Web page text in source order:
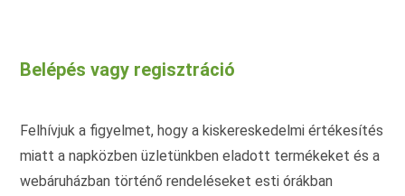
a
termékoldalon
Belépés vagy regisztráció
Felhívjuk a figyelmet, hogy a kiskereskedelmi értékesítés
miatt a napközben üzletünkben eladott termékeket és a
webáruházban történő rendeléseket esti órákban